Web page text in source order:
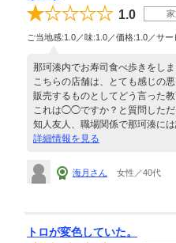
1.0
ご当地感:1.0／味:1.0／価格:1.0／サ
那珂湊内でお寿司食べ歩きをし
こちらの店舗は、とても感じの
販売するものとしてどう言った
これは◯◯ですか？と質問しただ
知人友人、職場関係で那珂湊に
詳細情報を見る
海月さん 女性／40代
トロが変色していた。